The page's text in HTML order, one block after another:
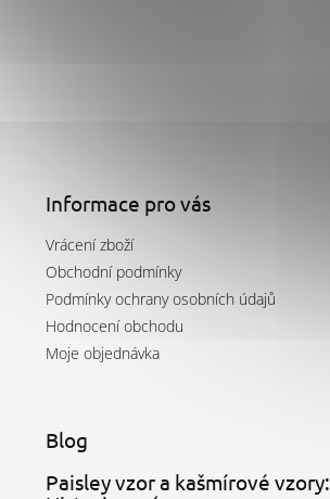
Informace pro vás
Vrácení zboží
Obchodní podmínky
Podmínky ochrany osobních údajů
Hodnocení obchodu
Moje objednávka
Blog
Paisley vzor a kašmírové vzory: